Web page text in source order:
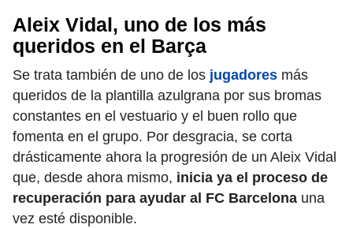
Aleix Vidal, uno de los más
queridos en el Barça
Se trata también de uno de los jugadores más
queridos de la plantilla azulgrana por sus bromas
constantes en el vestuario y el buen rollo que
fomenta en el grupo. Por desgracia, se corta
drásticamente ahora la progresión de un Aleix Vidal
que, desde ahora mismo, inicia ya el proceso de
recuperación para ayudar al FC Barcelona una
vez esté disponible.